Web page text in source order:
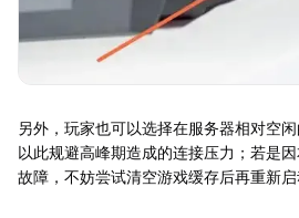
另外，玩家也可以选择在服务器相对空
以此规避高峰期造成的连接压力；若是
故障，不妨尝试清空游戏缓存后再重新启